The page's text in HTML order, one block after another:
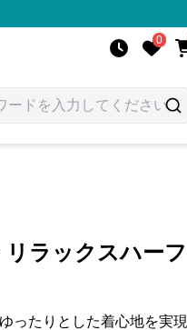
0
ラックスハーフ
ったりとした着心地を実現